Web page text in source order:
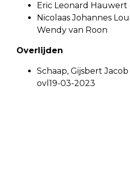
Eric Leonard
Nicolaas Johannes
Wendy van Roon
Overlijden
Schaap, Gijsbert Jacob
ovl19-03-2023